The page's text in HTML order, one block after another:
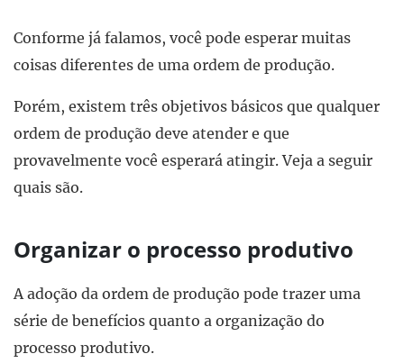
Conforme já falamos, você pode esperar muitas
coisas diferentes de uma ordem de produção.
Porém, existem três objetivos básicos que qualquer
ordem de produção deve atender e que
provavelmente você esperará atingir. Veja a seguir
quais são.
Organizar o processo produtivo
A adoção da ordem de produção pode trazer uma
série de benefícios quanto a organização do
processo produtivo.